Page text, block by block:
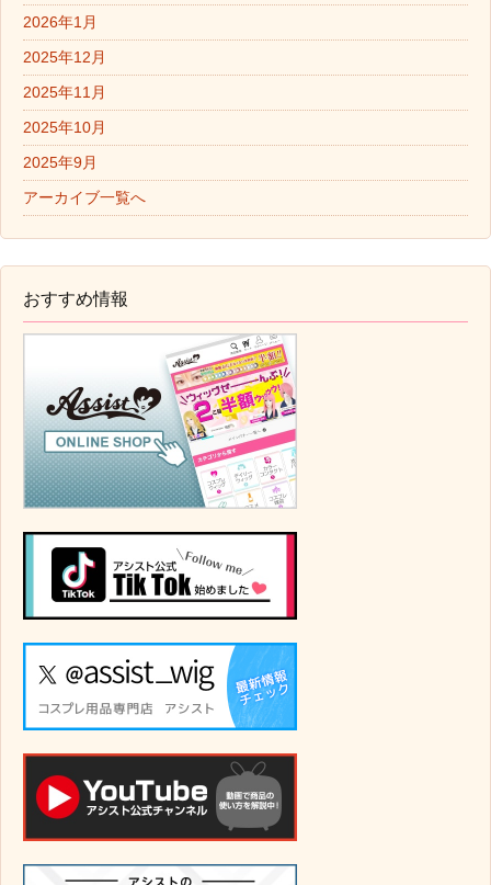
2026年1月
2025年12月
2025年11月
2025年10月
2025年9月
アーカイブ一覧へ
おすすめ情報